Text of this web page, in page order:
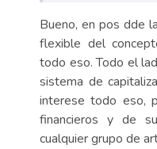
Bueno, en pos dde
flexible del
todo eso. Todo el
sistema de
interese todo eso,
financieros y de
cualquier grupo de